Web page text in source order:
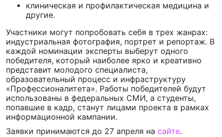
клиническая и профилактическая медицина и
другие.
Участники могут попробовать себя в трех жанрах:
индустриальная фотография, портрет и репортаж. В
каждой номинации эксперты выберут одного
победителя, который наиболее ярко и креативно
представит молодого специалиста,
образовательный процесс и инфраструктуру
«Профессионалитета». Работы победителей будут
использованы в федеральных СМИ, а студенты,
попавшие в кадр, станут лицами проекта в рамках
информационной кампании.
Заявки принимаются до 27 апреля на сайте.